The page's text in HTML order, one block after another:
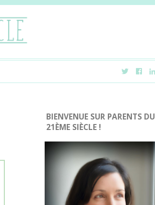
BIENVENUE SUR PARENTS DU
21ÈME SIÈCLE !